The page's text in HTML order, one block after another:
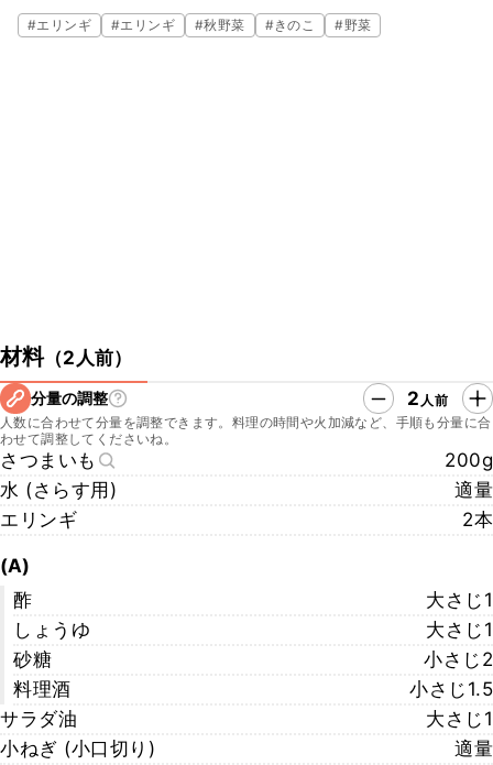
ぜひ作ってみてください。
#エリンギ #エリンギ #秋野菜 #きのこ #野菜
材料（2人前）
分量の調整 2 人前
人数に合わせて分量を調整できます。料理の時間や火加減など、手順も分量に合
わせて調整してくださいね。
さつまいも
200g
水 (さらす用)
適量
エリンギ
2本
(A)
酢
大さじ1
しょうゆ
大さじ1
砂糖
小さじ2
料理酒
小さじ1.5
サラダ油
大さじ1
小ねぎ (小口切り)
適量